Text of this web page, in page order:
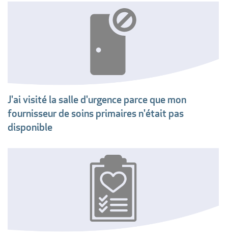
J'ai visité la salle d'urgence parce que mon
fournisseur de soins primaires n'était pas
disponible